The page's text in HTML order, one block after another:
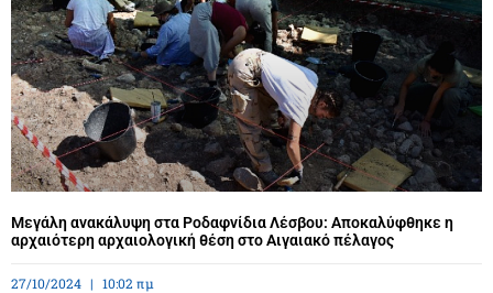
Μεγάλη ανακάλυψη στα Ροδαφνίδια Λέσβου: Αποκαλύφθηκε η
αρχαιότερη αρχαιολογική θέση στο Αιγαιακό πέλαγος
27/10/2024 10:02 πμ